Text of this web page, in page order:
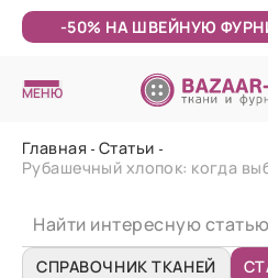
-50% НА ШВЕЙНУЮ
МЕНЮ
Главная
Статьи
Рубашечный хлопок: когда
СПРАВОЧНИК ТКАНЕЙ